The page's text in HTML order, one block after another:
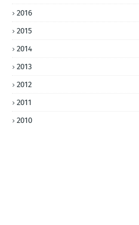
2016
2015
2014
2013
2012
2011
2010